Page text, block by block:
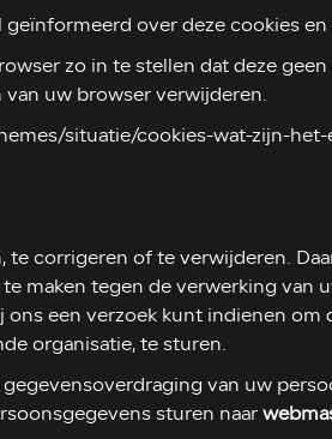
over deze cookies
zo in te stellen dat deze
uw browser verwijderen.
situatie/cookies-wat-zijn-
corrigeren of te verwijderen.
maken tegen de verwerking van
een verzoek kunt indienen
organisatie, te sturen.
van uw
sturen naar